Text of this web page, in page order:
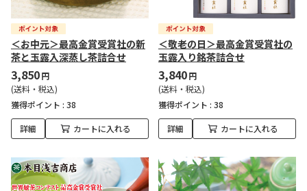
＜お中元＞最高金賞受賞社の新
茶と玉露入深蒸し茶詰合せ
3,850円
(送料・税込)
獲得ポイント : 38
詳細 カートに入れる
＜敬老の日＞最高金賞受賞社の
玉露入り銘茶詰合せ
3,840円
(送料・税込)
獲得ポイント : 38
詳細 カートに入れる